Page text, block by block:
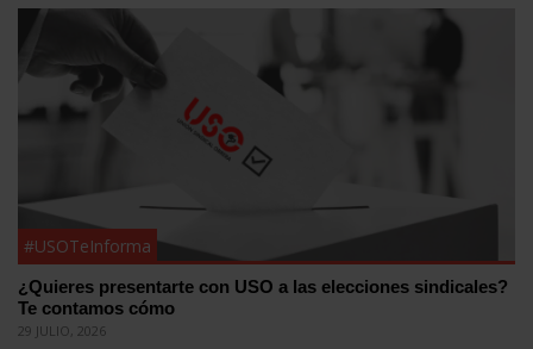
#USOTeInforma
¿Quieres presentarte con USO a las elecciones sindicales?
Te contamos cómo
29 JULIO, 2026